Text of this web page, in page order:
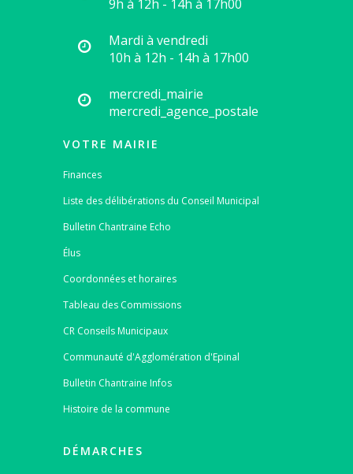
9h à 12h - 14h à 17h00
Mardi à vendredi
10h à 12h - 14h à 17h00
mercredi_mairie
mercredi_agence_postale
VOTRE MAIRIE
Finances
Liste des délibérations du Conseil Municipal
Bulletin Chantraine Echo
Élus
Coordonnées et horaires
Tableau des Commissions
CR Conseils Municipaux
Communauté d'Agglomération d'Epinal
Bulletin Chantraine Infos
Histoire de la commune
DÉMARCHES